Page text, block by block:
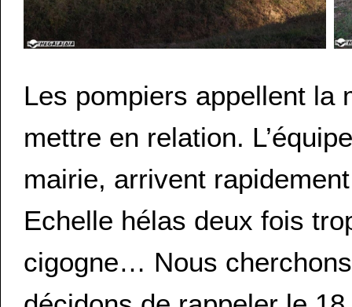
Les pompiers appellent la
mettre en relation.
mairie, arrivent
Echelle hélas deux fois
cigogne… Nous